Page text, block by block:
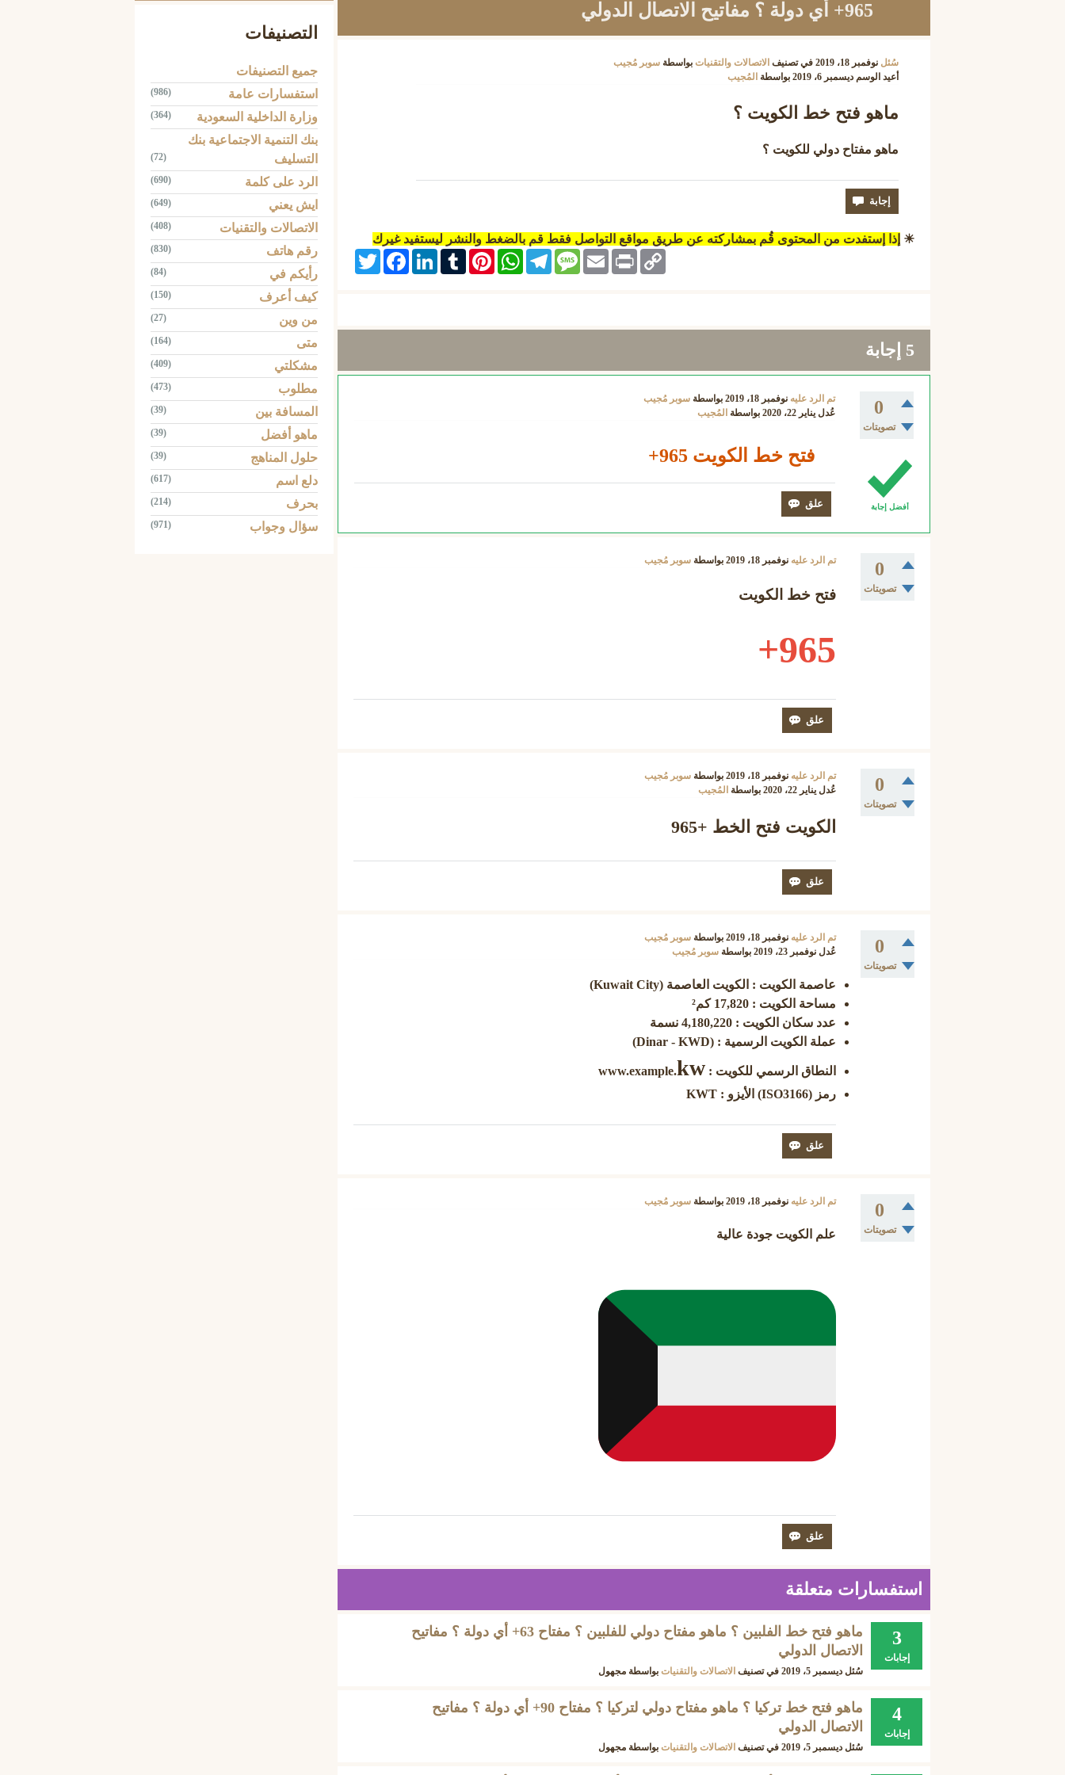
965+ أي دولة ؟ مفاتيح الاتصال الدولي
سُئل نوفمبر 18، 2019 في تصنيف الاتصالات والتقنيات بواسطة سوبر مُجيب
أعيد الوسم ديسمبر 6، 2019 بواسطة المُجيب
ماهو فتح خط الكويت ؟
ماهو مفتاح دولي للكويت ؟
☀ إذا إستفدت من المحتوى قُم بمشاركته عن طريق مواقع التواصل فقط قم بالضغط والنشر ليستفيد غيرك
Twitter
FacebookLinkedInTumblrPinterest
WhatsAppTelegramMessageEmail PrintCopy
Link
5 إجابة
0
تصويتات
تم الرد عليه نوفمبر 18، 2019 بواسطة سوبر مُجيب
عُدل يناير 22، 2020 بواسطة المُجيب
أفضل إجابة
فتح خط الكويت 965+
0
تصويتات
تم الرد عليه نوفمبر 18، 2019 بواسطةسوبر مُجيب
فتح خط الكويت
965+
0
تصويتات
تم الرد عليه نوفمبر 18، 2019 بواسطةسوبر مُجيب
عُدل يناير 22، 2020 بواسطة المُجيب
الكويت فتح الخط +965
0
تصويتات
تم الرد عليه نوفمبر 18، 2019 بواسطةسوبر مُجيب
عُدل نوفمبر 23، 2019 بواسطةسوبر مُجيب
عاصمة الكويت : الكويت العاصمة (Kuwait City)
مساحة الكويت : 17,820 كم²
عدد سكان الكويت : 4,180,220 نسمة
عملة الكويت الرسمية : (Dinar - KWD)
النطاق الرسمي للكويت : www.example. kw
رمز (ISO3166) الأيزو : KWT
0
تصويتات
تم الرد عليه نوفمبر 18، 2019 بواسطةسوبر مُجيب
علم الكويت جودة عالية
استفسارات متعلقة
3
إجابات
ماهو فتح خط الفلبين ؟ ماهو مفتاح دولي للفلبين ؟ مفتاح 63+ أي دولة ؟ مفاتيح
الاتصال الدولي
سُئل ديسمبر 5، 2019 في تصنيف الاتصالات والتقنيات بواسطة مجهول
4
إجابات
ماهو فتح خط تركيا ؟ ماهو مفتاح دولي لتركيا ؟ مفتاح 90+ أي دولة ؟ مفاتيح
الاتصال الدولي
سُئل ديسمبر 5، 2019 في تصنيف الاتصالات والتقنيات بواسطة مجهول
التصنيفات
جميع التصنيفات
استفسارات عامة
(986)
وزارة الداخلية السعودية (364)
بنك التنمية الاجتماعية بنك
التسليف
(72)
الرد على كلمة (690)
ايش يعني (649)
الاتصالات والتقنيات (408)
رقم هاتف (830)
رأيكم في (84)
كيف أعرف (150)
من وين (27)
متى (164)
مشكلتي (409)
مطلوب (473)
المسافة بين (39)
ماهو أفضل (39)
حلول المناهج (39)
دلع اسم (617)
بحرف (214)
سؤال وجواب (971)